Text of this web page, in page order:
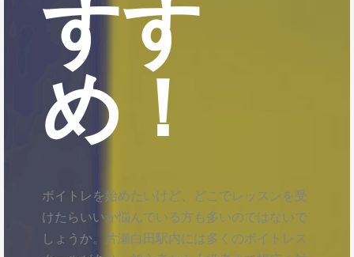
すす
め！
ボイトレを始めたいけど、どこでレッスンを受
けたらいいか悩んでいる方も多いのではないで
しょうか。片瀬白田駅内には多くのボイトレス